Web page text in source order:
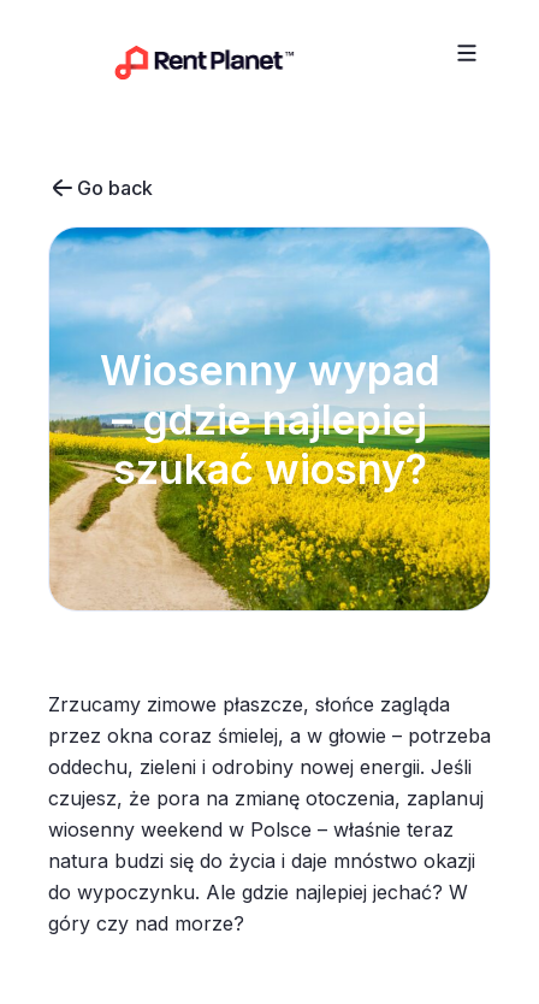
Go back
Wiosenny wypad
– gdzie najlepiej
szukać wiosny?
Zrzucamy zimowe płaszcze, słońce zagląda
przez okna coraz śmielej, a w głowie – potrzeba
oddechu, zieleni i odrobiny nowej energii. Jeśli
czujesz, że pora na zmianę otoczenia, zaplanuj
wiosenny weekend w Polsce – właśnie teraz
natura budzi się do życia i daje mnóstwo okazji
do wypoczynku. Ale gdzie najlepiej jechać? W
góry czy nad morze?